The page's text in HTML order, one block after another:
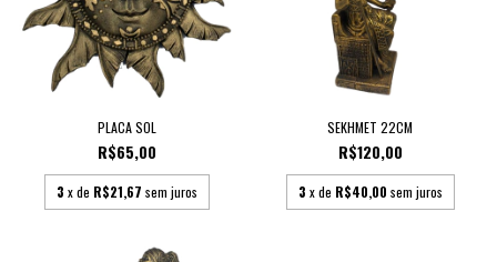
PLACA SOL
R$65,00
3 x de R$21,67 sem juros
SEKHMET 22CM
R$120,00
3 x de R$40,00 sem juros